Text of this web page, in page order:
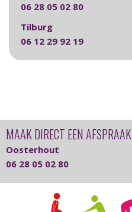
06 28 05 02 80
Tilburg
06 12 29 92 19
MAAK DIRECT EEN AFSPRAAK
Oosterhout
06 28 05 02 80